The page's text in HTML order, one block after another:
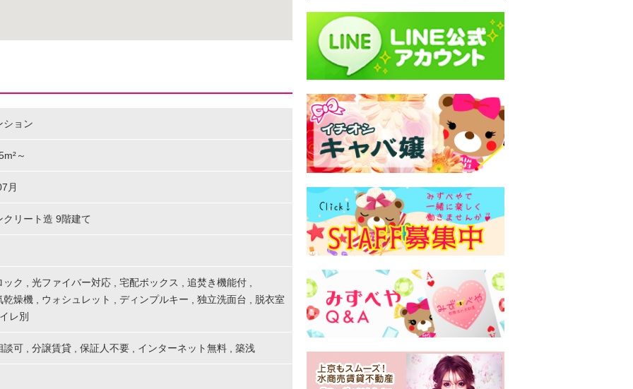
ション
～
月
クリート造 9階建て
ック 光ファイバー対応 宅配ボックス 追焚き機能付
乾燥機
ウォシュレット ディンプルキー 独立洗面台
脱衣室
レ別
談可 分譲賃貸 保証人不要 インターネット無料 築浅